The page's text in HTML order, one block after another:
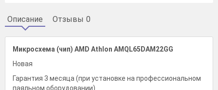
Описание Отзывы 0
Микросхема (чип) AMD Athlon AMQL65DAM22GG
Новая
Гарантия 3 месяца (при установке на профессиональном
паяльном оборудовании)